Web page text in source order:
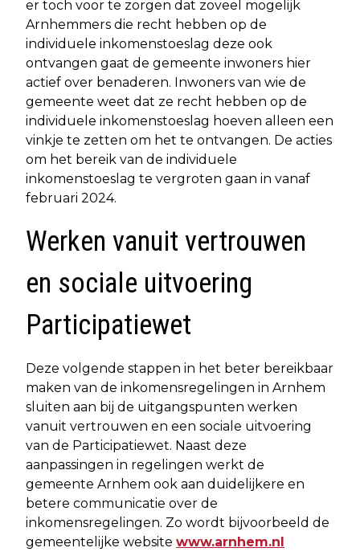
er toch voor te zorgen dat zoveel mogelijk
Arnhemmers die recht hebben op de
individuele inkomenstoeslag deze ook
ontvangen gaat de gemeente inwoners hier
actief over benaderen. Inwoners van wie de
gemeente weet dat ze recht hebben op de
individuele inkomenstoeslag hoeven alleen een
vinkje te zetten om het te ontvangen. De acties
om het bereik van de individuele
inkomenstoeslag te vergroten gaan in vanaf
februari 2024.
Werken vanuit vertrouwen
en sociale uitvoering
Participatiewet
Deze volgende stappen in het beter bereikbaar
maken van de inkomensregelingen in Arnhem
sluiten aan bij de uitgangspunten werken
vanuit vertrouwen en een sociale uitvoering
van de Participatiewet. Naast deze
aanpassingen in regelingen werkt de
gemeente Arnhem ook aan duidelijkere en
betere communicatie over de
inkomensregelingen. Zo wordt bijvoorbeeld de
gemeentelijke website www.arnhem.nl